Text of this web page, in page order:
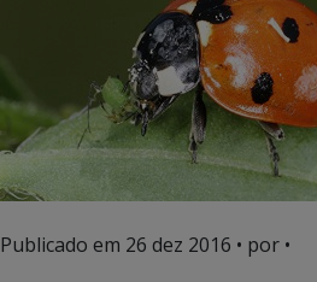
Publicado em 26 dez 2016 • por •